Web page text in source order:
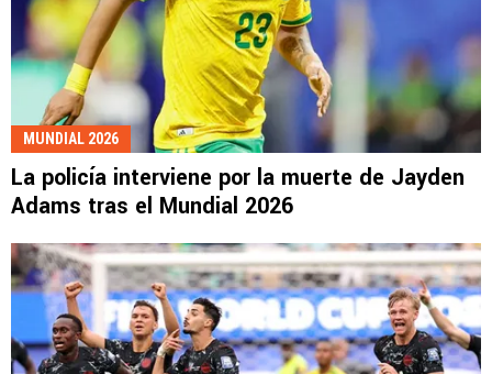
MUNDIAL 2026
La policía interviene por la muerte de Jayden
Adams tras el Mundial 2026